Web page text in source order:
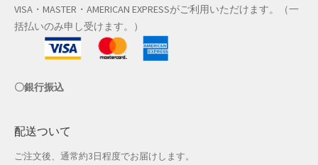
商品一覧
夏服ファッション特集
店舗一覧
成人の日特集
VISA・MASTER・AMERICAN EXPRESSがご利用いただけます。（一
括払いのみ申し受けます。）
〇銀行振込
配送ついて
ご注文後、通常約3日程度でお届けします。